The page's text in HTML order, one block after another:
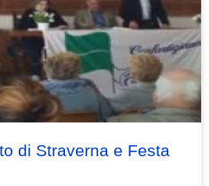
di Straverna e Festa